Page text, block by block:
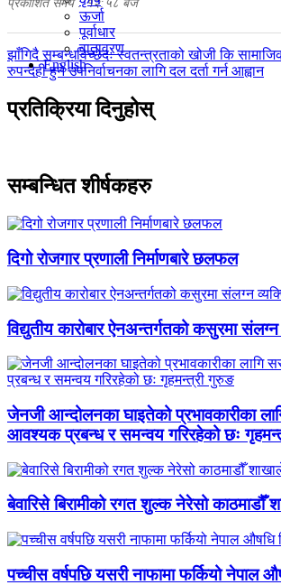
ऊर्जा
पूर्वाधार
वातावरण
English
प्रकाशित समय : १२:५८ बजे
पछिल्लाे
-
झाँगिदै सम्बन्धविच्छेदः स्वतन्त्रताको खोजी कि
अघिल्लाे
रुपन्देही हुने उपनिर्वाचनका लागि दल दर्ता गर्न आह्वान
प्रतिक्रिया दिनुहोस्
सम्बन्धित शीर्षकहरु
दिगो रोजगार प्रणाली निर्माणबारे छलफल
विद्युतीय कारोबार ऐनअन्तर्गतको कसुरमा
जेनजी आन्दोलनका घाइतेको प्रभावकारीका
आवश्यक प्रबन्ध र समन्वय गरिरहेको छः
बेवारिसे बिरामीको रगत शुल्क नेरेसो काठमाडौँ
पच्चीस वर्षपछि यसरी नाफामा फर्कियो नेपाल